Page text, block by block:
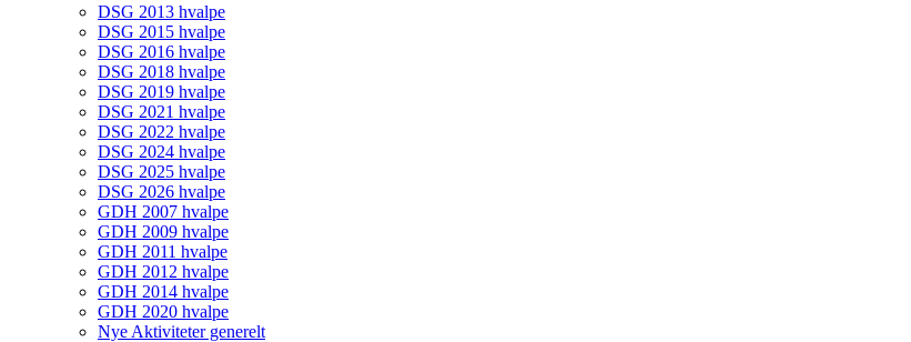
DSG 2013 hvalpe
DSG 2015 hvalpe
DSG 2016 hvalpe
DSG 2018 hvalpe
DSG 2019 hvalpe
DSG 2021 hvalpe
DSG 2022 hvalpe
DSG 2024 hvalpe
DSG 2025 hvalpe
DSG 2026 hvalpe
GDH 2007 hvalpe
GDH 2009 hvalpe
GDH 2011 hvalpe
GDH 2012 hvalpe
GDH 2014 hvalpe
GDH 2020 hvalpe
Nye Aktiviteter generelt